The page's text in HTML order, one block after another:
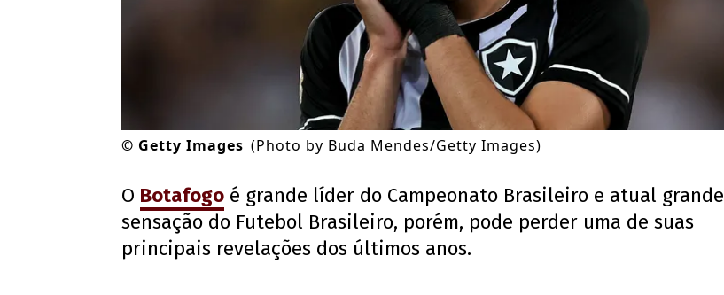
© Getty Images (Photo by Buda Mendes/Getty Images)
O Botafogo é grande líder do Campeonato Brasileiro e atual grande
sensação do Futebol Brasileiro, porém, pode perder uma de suas
principais revelações dos últimos anos.